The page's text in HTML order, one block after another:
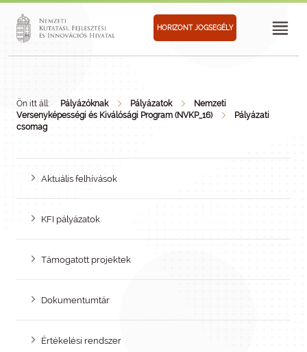
HORIZONT JOGSEGÉLY
Ön itt áll: Pályázóknak Pályázatok
Nemzeti
Versenyképességi és Kiválósági Program (NVKP_16)
Pályázati
csomag
Aktuális felhívások
KFI pályázatok
Támogatott projektek
Dokumentumtár
Értékelési rendszer